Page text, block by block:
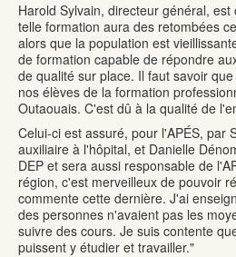
Harold Sylvain, directeur général,
telle formation aura des retombées
alors que la population est
de formation capable de répondre
de qualité sur place. Il faut savoir
nos élèves de la formation
Outaouais. C'est dû à la qualité de
Celui-ci est assuré, pour l'APÉS, par
auxiliaire à l'hôpital, et Danielle
DEP et sera aussi responsable de
région, c'est merveilleux de pouvoir
commente cette dernière. J'ai
des personnes n'avaient pas les
suivre des cours. Je suis contente
puissent y étudier et travailler."